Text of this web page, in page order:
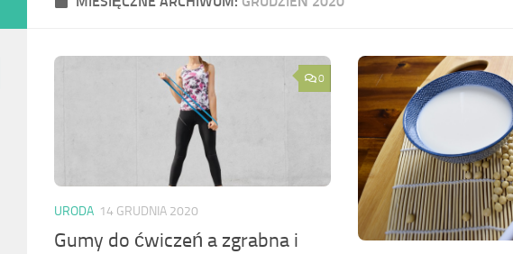
0
URODA 14 GRUDNIA 2020
Gumy do ćwiczeń a zgrabna i